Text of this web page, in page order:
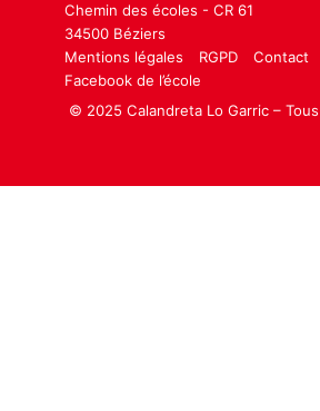
Chemin des écoles - CR 61
34500 Béziers
Mentions légales
RGPD
Contact
Facebook de l’école
© 2025 Calandreta Lo Garric –